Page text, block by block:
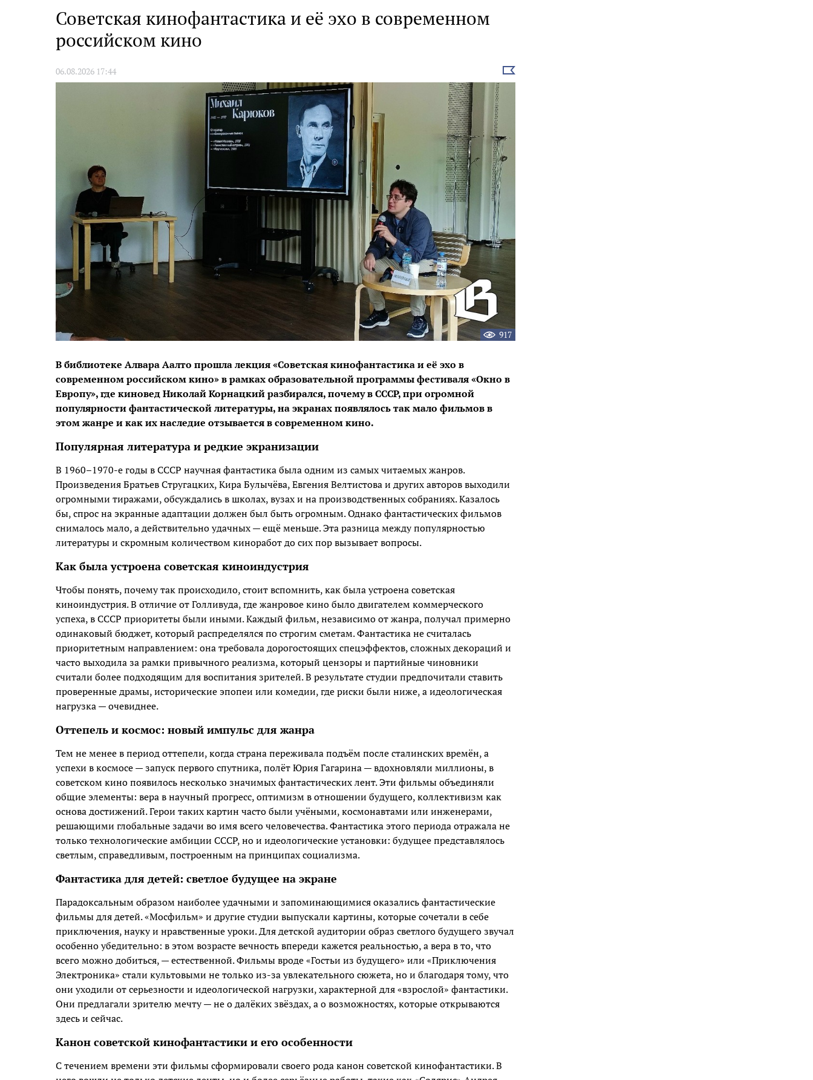
Советская кинофантастика и её эхо в современном
российском кино
06.08.2026 17:44
Выбрать
новость
917
В библиотеке Алвара Аалто прошла лекция «Советская кинофантастика и её эхо в
современном российском кино» в рамках образовательной программы фестиваля «Окно в
Европу», где киновед Николай Корнацкий разбирался, почему в СССР, при огромной
популярности фантастической литературы, на экранах появлялось так мало фильмов в
этом жанре и как их наследие отзывается в современном кино.
Популярная литература и редкие экранизации
В 1960–1970-е годы в СССР научная фантастика была одним из самых читаемых жанров.
Произведения Братьев Стругацких, Кира Булычёва, Евгения Велтистова и других авторов выходили
огромными тиражами, обсуждались в школах, вузах и на производственных собраниях. Казалось
бы, спрос на экранные адаптации должен был быть огромным. Однако фантастических фильмов
снималось мало, а действительно удачных — ещё меньше. Эта разница между популярностью
литературы и скромным количеством киноработ до сих пор вызывает вопросы.
Как была устроена советская киноиндустрия
Чтобы понять, почему так происходило, стоит вспомнить, как была устроена советская
киноиндустрия. В отличие от Голливуда, где жанровое кино было двигателем коммерческого
успеха, в СССР приоритеты были иными. Каждый фильм, независимо от жанра, получал примерно
одинаковый бюджет, который распределялся по строгим сметам. Фантастика не считалась
приоритетным направлением: она требовала дорогостоящих спецэффектов, сложных декораций и
часто выходила за рамки привычного реализма, который цензоры и партийные чиновники
считали более подходящим для воспитания зрителей. В результате студии предпочитали ставить
проверенные драмы, исторические эпопеи или комедии, где риски были ниже, а идеологическая
нагрузка — очевиднее.
Оттепель и космос: новый импульс для жанра
Тем не менее в период оттепели, когда страна переживала подъём после сталинских времён, а
успехи в космосе — запуск первого спутника, полёт Юрия Гагарина — вдохновляли миллионы, в
советском кино появилось несколько значимых фантастических лент. Эти фильмы объединяли
общие элементы: вера в научный прогресс, оптимизм в отношении будущего, коллективизм как
основа достижений. Герои таких картин часто были учёными, космонавтами или инженерами,
решающими глобальные задачи во имя всего человечества. Фантастика этого периода отражала не
только технологические амбиции СССР, но и идеологические установки: будущее представлялось
светлым, справедливым, построенным на принципах социализма.
Фантастика для детей: светлое будущее на экране
Парадоксальным образом наиболее удачными и запоминающимися оказались фантастические
фильмы для детей. «Мосфильм» и другие студии выпускали картины, которые сочетали в себе
приключения, науку и нравственные уроки. Для детской аудитории образ светлого будущего звучал
особенно убедительно: в этом возрасте вечность впереди кажется реальностью, а вера в то, что
всего можно добиться, — естественной. Фильмы вроде «Гостьи из будущего» или «Приключения
Электроника» стали культовыми не только из-за увлекательного сюжета, но и благодаря тому, что
они уходили от серьезности и идеологической нагрузки, характерной для «взрослой» фантастики.
Они предлагали зрителю мечту — не о далёких звёздах, а о возможностях, которые открываются
здесь и сейчас.
Канон советской кинофантастики и его особенности
С течением времени эти фильмы сформировали своего рода канон советской кинофантастики. В